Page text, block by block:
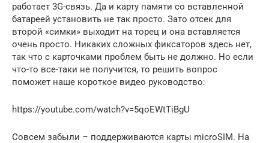
работает 3G-связь. Да и карту памяти со вставленной
батареей установить не так просто. Зато отсек для
второй «симки» выходит на торец и она вставляется
очень просто. Никаких сложных фиксаторов здесь нет,
так что с карточками проблем быть не должно. Но если
что-то все-таки не получится, то решить вопрос
поможет наше короткое видео руководство:
https://youtube.com/watch?v=5qoEWtTiBgU
Совсем забыли – поддерживаются карты microSIM. На